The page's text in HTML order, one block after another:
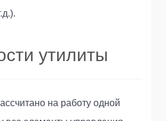
утилиты
на работу одной